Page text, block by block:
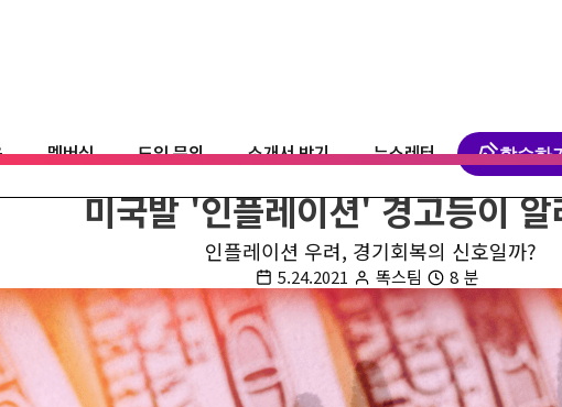
멤버십 도입 문의 소개서 받기 뉴스레터 학습하
경제 국제 인플레이션 미국 코로나
미국발 '인플레이션' 경고등이 알
인플레이션 우려, 경기회복의 신호일까?
5.24.2021 똑스팀 8 분